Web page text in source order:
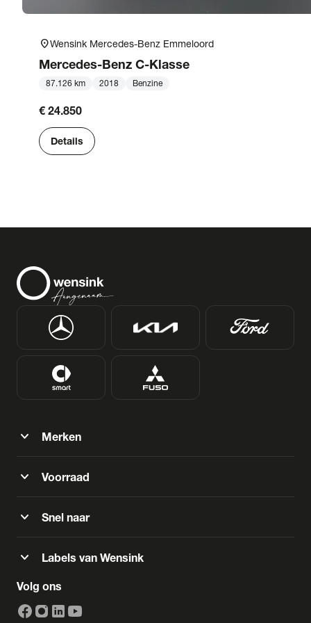
location_onWensink Mercedes-Benz Emmeloord
Mercedes-Benz C-Klasse
87.126 km 2018 Benzine
€ 24.850
Details
expand_more Merken
expand_more Voorraad
expand_more Snel naar
expand_more Labels van Wensink
Volg ons